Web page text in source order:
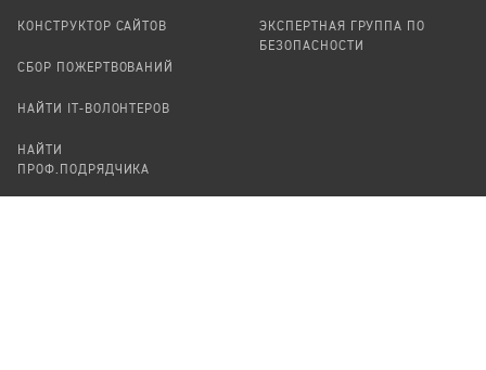
КОНСТРУКТОР САЙТОВ
СБОР ПОЖЕРТВОВАНИЙ
НАЙТИ IT-ВОЛОНТЕРОВ
НАЙТИ
ПРОФ.ПОДРЯДЧИКА
ЭКСПЕРТНАЯ ГРУППА ПО
БЕЗОПАСНОСТИ